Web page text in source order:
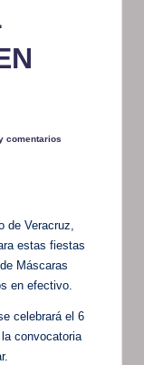
comentarios
de Veracruz,
estas fiestas
Máscaras
en efectivo.
celebrará el 6
convocatoria